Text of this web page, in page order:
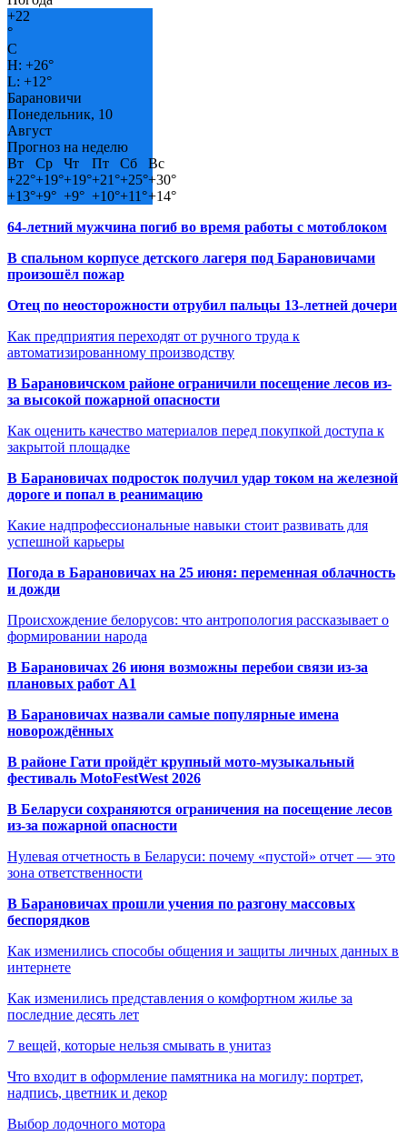
+22
°
C
H: +26°
L: +12°
Барановичи
Понедельник, 10
Август
Прогноз на неделю
Вт
Ср Чт Пт Сб
Вс
+22°+19°+19°+21°+25°+30°
+13°+9° +9° +10°+11°+14°
64-летний мужчина погиб во время работы с мотоблоком
В спальном корпусе детского лагеря под Барановичами
произошёл пожар
Отец по неосторожности отрубил пальцы 13-летней дочери
Как предприятия переходят от ручного труда к
автоматизированному производству
В Барановичском районе ограничили посещение лесов из-
за высокой пожарной опасности
Как оценить качество материалов перед покупкой доступа к
закрытой площадке
В Барановичах подросток получил удар током на железной
дороге и попал в реанимацию
Какие надпрофессиональные навыки стоит развивать для
успешной карьеры
Погода в Барановичах на 25 июня: переменная облачность
и дожди
Происхождение белорусов: что антропология рассказывает о
формировании народа
В Барановичах 26 июня возможны перебои связи из-за
плановых работ A1
В Барановичах назвали самые популярные имена
новорождённых
В районе Гати пройдёт крупный мото-музыкальный
фестиваль MotoFestWest 2026
В Беларуси сохраняются ограничения на посещение лесов
из-за пожарной опасности
Нулевая отчетность в Беларуси: почему «пустой» отчет — это
зона ответственности
В Барановичах прошли учения по разгону массовых
беспорядков
Как изменились способы общения и защиты личных данных в
интернете
Как изменились представления о комфортном жилье за
последние десять лет
7 вещей, которые нельзя смывать в унитаз
Что входит в оформление памятника на могилу: портрет,
надпись, цветник и декор
Выбор лодочного мотора